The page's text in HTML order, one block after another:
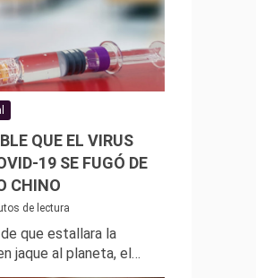
QUE EL VIRUS
19 SE FUGÓ DE
CHINO
de lectura
que estallara la
jaque al planeta, el…